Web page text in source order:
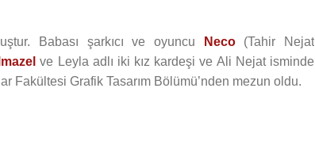
Babası şarkıcı ve oyuncu Neco(Tahir Nejat
ve Leyla adlı iki kız kardeşi ve Ali Nejat isminde
Fakültesi Grafik Tasarım Bölümü’nden mezun oldu.